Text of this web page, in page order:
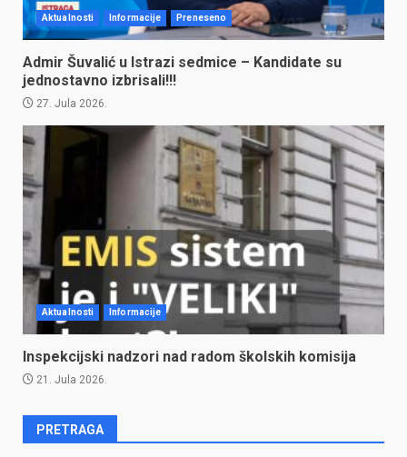
Aktualnosti Informacije Preneseno
Admir Šuvalić u Istrazi sedmice – Kandidate su
jednostavno izbrisali!!!
27. Jula 2026.
Aktualnosti Informacije
Inspekcijski nadzori nad radom školskih komisija
21. Jula 2026.
PRETRAGA